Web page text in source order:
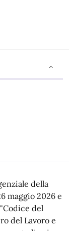
della
maggio 2026 e
del
del Lavoro e